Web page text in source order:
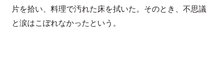
片を拾い、料理で汚れた床を拭いた。そのとき、不思議
と涙はこぼれなかったという。